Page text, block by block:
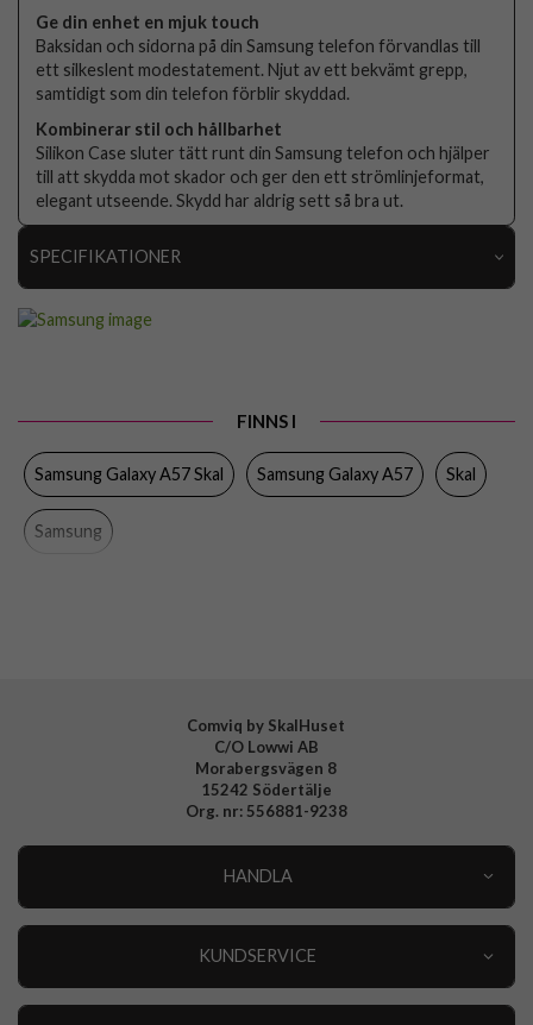
Ge din enhet en mjuk touch
Baksidan och sidorna på din Samsung telefon förvandlas till
ett silkeslent modestatement. Njut av ett bekvämt grepp,
samtidigt som din telefon förblir skyddad.
Kombinerar stil och hållbarhet
Silikon Case sluter tätt runt din Samsung telefon och hjälper
till att skydda mot skador och ger den ett strömlinjeformat,
elegant utseende. Skydd har aldrig sett så bra ut.
SPECIFIKATIONER
Färg Grå
Material
FINNS I
Samsung Galaxy A57 Skal Samsung Galaxy A57 Skal
Samsung
Comviq by SkalHuset
C/O Lowwi AB
Morabergsvägen 8
15242 Södertälje
Org. nr: 556881-9238
HANDLA
KUNDSERVICE